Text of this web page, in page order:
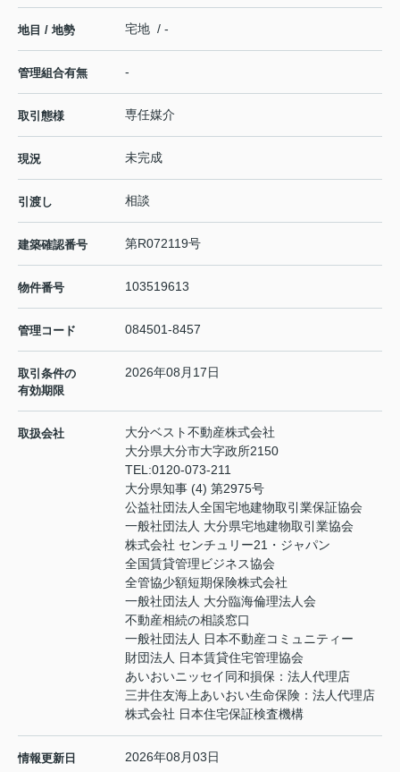
地目 / 地勢 宅地 / -
管理組合有無 -
取引態様 専任媒介
現況 未完成
引渡し 相談
建築確認番号 第R072119号
物件番号 103519613
管理コード 084501-8457
取引条件の
有効期限
2026年08月17日
取扱会社
大分ベスト不動産株式会社
大分県大分市大字政所2150
TEL:0120-073-211
大分県知事 (4) 第2975号
公益社団法人全国宅地建物取引業保証協会
一般社団法人 大分県宅地建物取引業協会
株式会社 センチュリー21・ジャパン
全国賃貸管理ビジネス協会
全管協少額短期保険株式会社
一般社団法人 大分臨海倫理法人会
不動産相続の相談窓口
一般社団法人 日本不動産コミュニティー
財団法人 日本賃貸住宅管理協会
あいおいニッセイ同和損保：法人代理店
三井住友海上あいおい生命保険：法人代理店
株式会社 日本住宅保証検査機構
情報更新日 2026年08月03日